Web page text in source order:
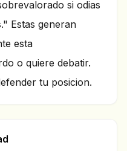
si odias
Estas generan
esta
o quiere debatir.
tu posicion.